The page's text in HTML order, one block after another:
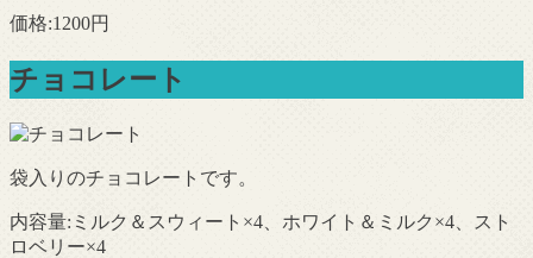
価格:1200円
チョコレート
袋入りのチョコレートです。
内容量:ミルク＆スウィート×4、ホワイト＆ミルク×4、スト
ロベリー×4